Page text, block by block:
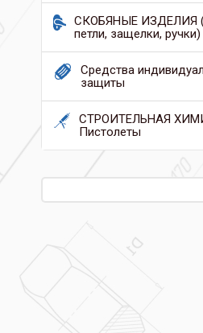
СКОБЯНЫЕ ИЗДЕЛИЯ
петли, защелки, ручки)
Средства
защиты
СТРОИТЕЛЬНАЯ
Пистолеты